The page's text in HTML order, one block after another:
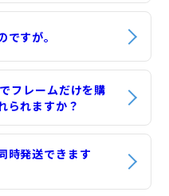
すが。
フレームだけを購
られますか？
時発送できます